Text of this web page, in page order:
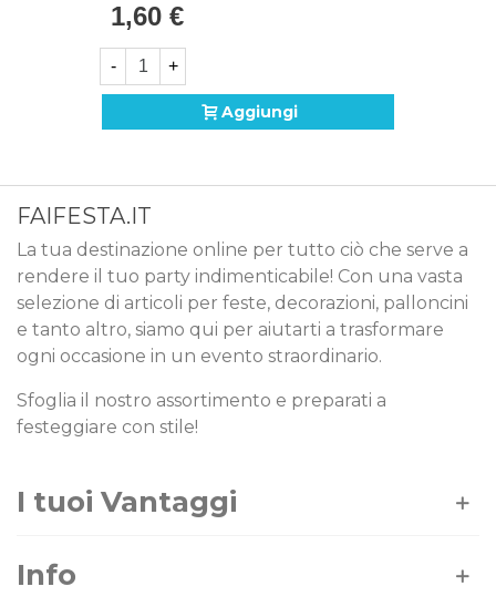
1,60 €
- +
Aggiungi
FAIFESTA.IT
La tua destinazione online per tutto ciò che serve a
rendere il tuo party indimenticabile! Con una vasta
selezione di articoli per feste, decorazioni, palloncini
e tanto altro, siamo qui per aiutarti a trasformare
ogni occasione in un evento straordinario.
Sfoglia il nostro assortimento e preparati a
festeggiare con stile!
I tuoi Vantaggi
Info